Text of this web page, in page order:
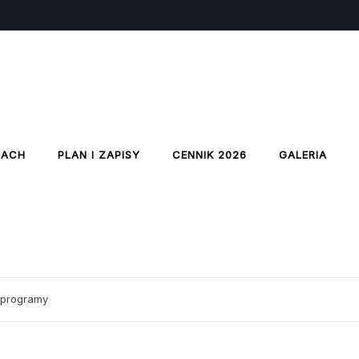
PLAN I ZAPISY CENNIK 2026 GALERIA